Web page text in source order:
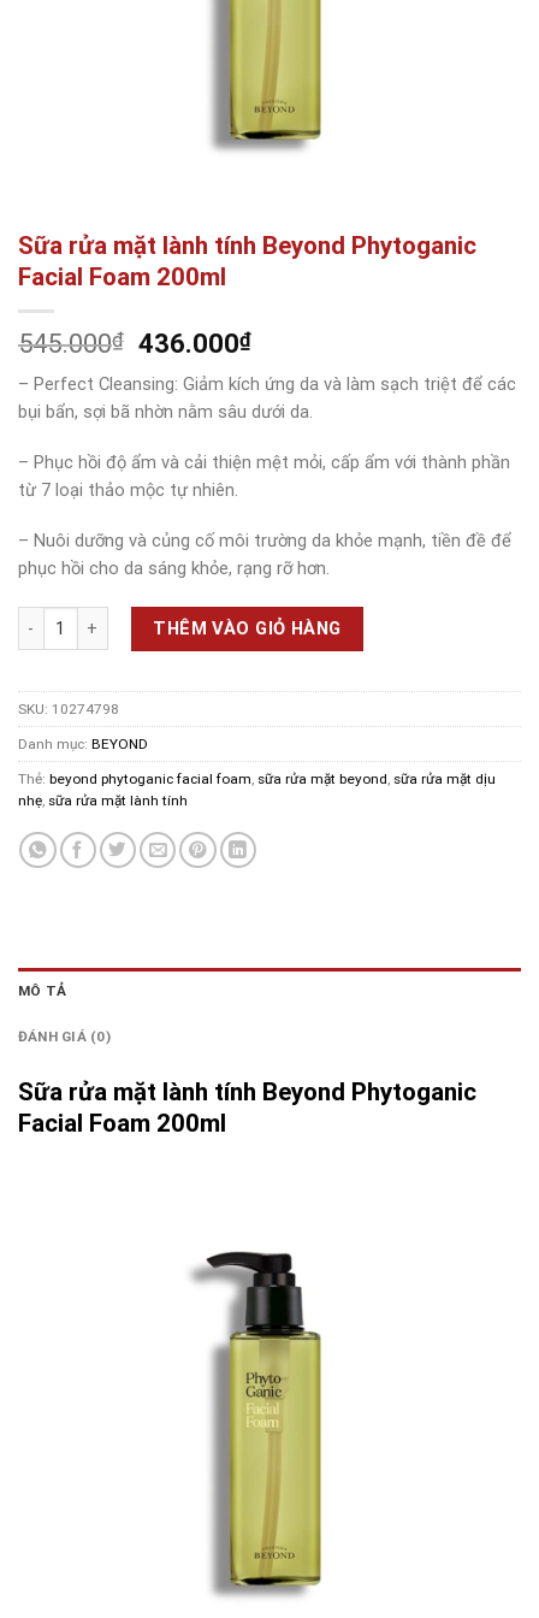
Sữa rửa mặt lành tính Beyond Phytoganic
Facial Foam 200ml
545.000₫
Giá
gốc
là:
545.000₫.
436.000₫Giá
hiện
tại
là:
436.000₫.
– Perfect Cleansing: Giảm kích ứng da và làm sạch triệt để các
bụi bẩn, sợi bã nhờn nằm sâu dưới da.
– Phục hồi độ ẩm và cải thiện mệt mỏi, cấp ẩm với thành phần
từ 7 loại thảo mộc tự nhiên.
– Nuôi dưỡng và củng cố môi trường da khỏe mạnh, tiền đề để
phục hồi cho da sáng khỏe, rạng rỡ hơn.
Sữa rửa mặt lành tính Beyond Phytoganic Facial Foam 200ml số
THÊM VÀO GIỎ HÀNG
SKU: 10274798
Danh mục: BEYOND
Thẻ: beyond phytoganic facial foam, sữa rửa mặt beyond, sữa rửa mặt dịu
nhẹ, sữa rửa mặt lành tính
MÔ TẢ
ĐÁNH GIÁ (0)
Sữa rửa mặt lành tính Beyond Phytoganic
Facial Foam 200ml